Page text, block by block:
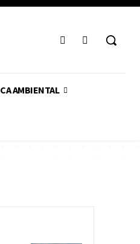
AMBIENTAL